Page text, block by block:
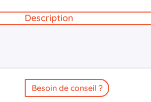
Description
Besoin de conseil ?